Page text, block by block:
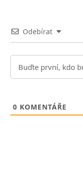
Odebírat
0 KOMENTÁŘE